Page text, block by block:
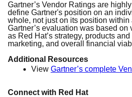
Gartner’s Vendor Ratings are
define Gartner's position on an
whole, not just on its position within
Gartner’s evaluation was based on
as Red Hat’s strategy, products
marketing, and overall financial
Additional Resources
View Gartner’s complete
Connect with Red Hat